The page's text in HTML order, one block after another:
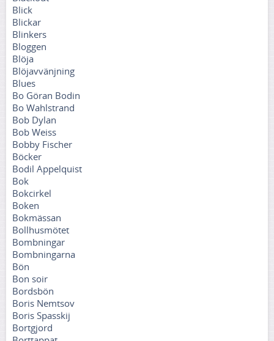
Blick
Blickar
Blinkers
Bloggen
Blöja
Blöjavvänjning
Blues
Bo Göran Bodin
Bo Wahlstrand
Bob Dylan
Bob Weiss
Bobby Fischer
Böcker
Bodil Appelquist
Bok
Bokcirkel
Boken
Bokmässan
Bollhusmötet
Bombningar
Bombningarna
Bön
Bon soir
Bordsbön
Boris Nemtsov
Boris Spasskij
Bortgjord